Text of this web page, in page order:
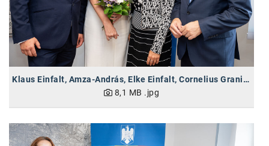
Klaus Einfalt, Amza-András, Elke Einfalt, Cornelius Granig (vlnr)
8,1 MB .jpg